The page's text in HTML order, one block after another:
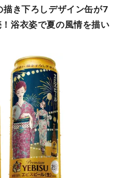
描き下ろしデザイン缶が7
浴衣姿で夏の風情を描い